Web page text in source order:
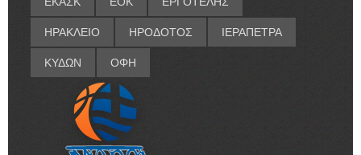
ΗΡΑΚΛΕΙΟ ΗΡΟΔΟΤΟΣ ΙΕΡΑΠΕΤΡΑ
ΚΥΔΩΝ ΟΦΗ